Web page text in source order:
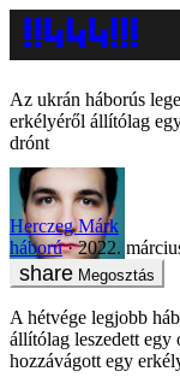
Az ukrán háborús
erkélyéről állítólag
drónt
Herczeg Márk
háború
2022.
Megosztás
A hétvége legjobb
állítólag leszedett
hozzávágott egy